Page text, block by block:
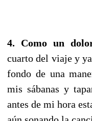
4. Como un
cuarto del viaje y
fondo de una
mis sábanas y
antes de mi hora